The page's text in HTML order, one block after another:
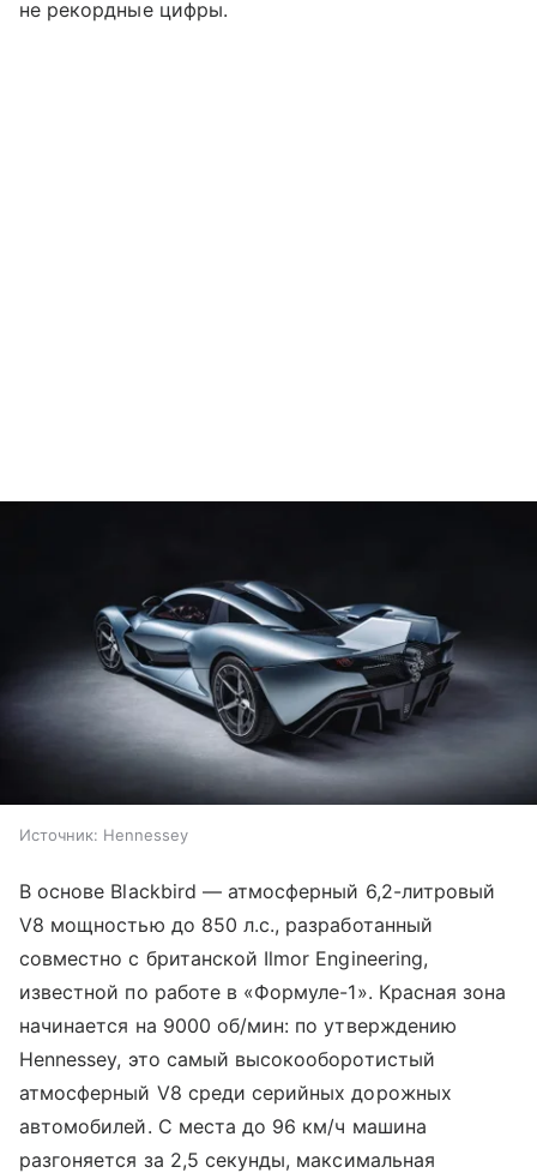
не рекордные цифры.
Источник: Hennessey
В основе Blackbird — атмосферный 6,2-литровый
V8 мощностью до 850 л.с., разработанный
совместно с британской Ilmor Engineering,
известной по работе в «Формуле-1». Красная зона
начинается на 9000 об/мин: по утверждению
Hennessey, это самый высокооборотистый
атмосферный V8 среди серийных дорожных
автомобилей. С места до 96 км/ч машина
разгоняется за 2,5 секунды, максимальная